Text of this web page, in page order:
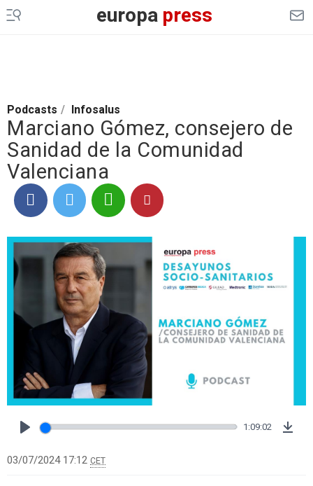
europapress
Podcasts / Infosalus
Marciano Gómez, consejero de
Sanidad de la Comunidad
Valenciana
1:09:02
03/07/2024 17:12 CET